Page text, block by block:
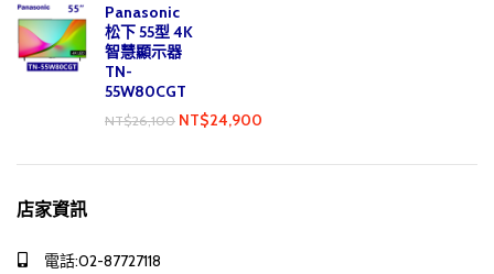
Panasonic
松下 55型 4K
智慧顯示器
TN-
55W80CGT
NT$26,100 NT$24,900
店家資訊
電話:02-87727118